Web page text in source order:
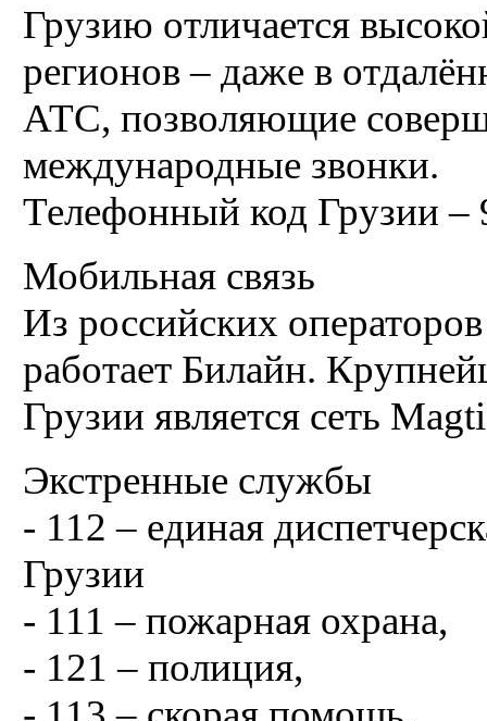
Грузию отличается
регионов – даже в
АТС, позволяющие
международные звонки.
Телефонный код Грузии –
Мобильная связь
Из российских
работает Билайн.
Грузии является сеть
Экстренные службы
- 112 – единая
Грузии
- 111 – пожарная охрана,
- 121 – полиция,